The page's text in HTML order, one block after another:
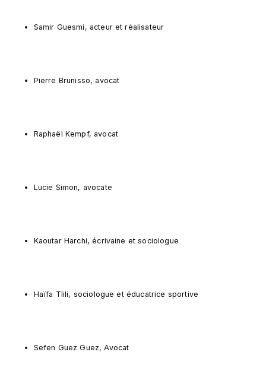
Samir Guesmi, acteur et réalisateur
Pierre Brunisso, avocat
Raphaël Kempf, avocat
Lucie Simon, avocate
Kaoutar Harchi, écrivaine et sociologue
Haïfa Tlili, sociologue et éducatrice sportive
Sefen Guez Guez, Avocat